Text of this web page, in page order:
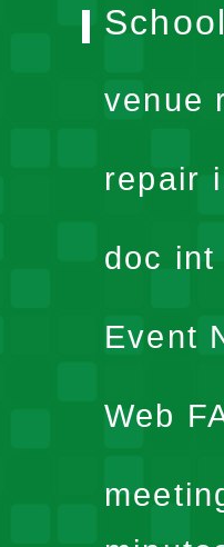
venue
repair
doc
Event
Web